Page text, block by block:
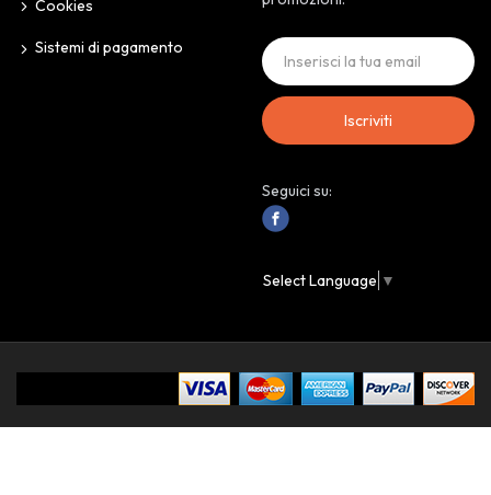
Cookies
Sistemi di pagamento
Iscriviti
Seguici su:
Select Language ▼
IoAssaggio.it © 2024 Personal Store. All Rights Reserved